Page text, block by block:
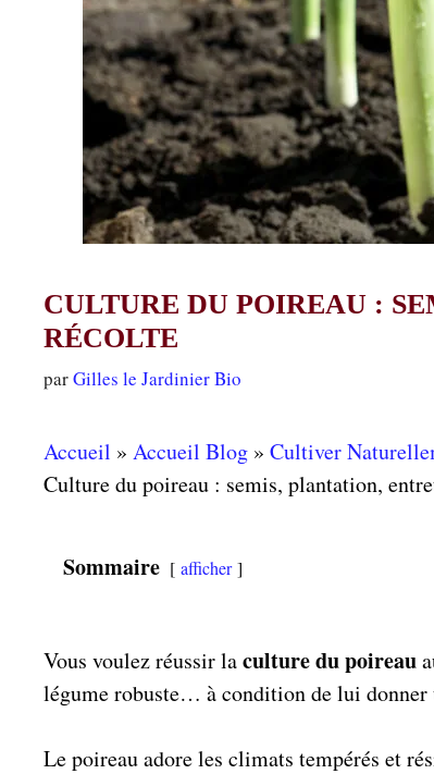
CULTURE DU POIREAU :
RÉCOLTE
parGilles le Jardinier Bio
Accueil » Accueil Blog » Cultiver
Culture du poireau : semis, plantation,
Sommaire afficher
Vous voulez réussir laculture du poireau
légume robuste… à condition de lui donner
Le poireau adore les climats tempérés et